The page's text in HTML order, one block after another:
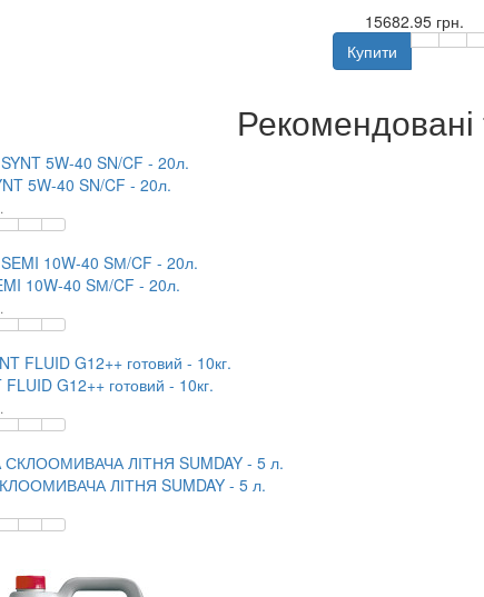
15682.95 грн.
Купити
5W-40 SN/CF - 20л.
10W-40 SМ/CF - 20л.
G12++ готовий - 10кг.
ЛІТНЯ SUMDAY - 5 л.